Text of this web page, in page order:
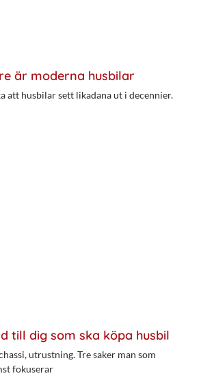
är moderna husbilar
att husbilar sett likadana ut i decennier.
till dig som ska köpa husbil
utrustning. Tre saker man som
fokuserar